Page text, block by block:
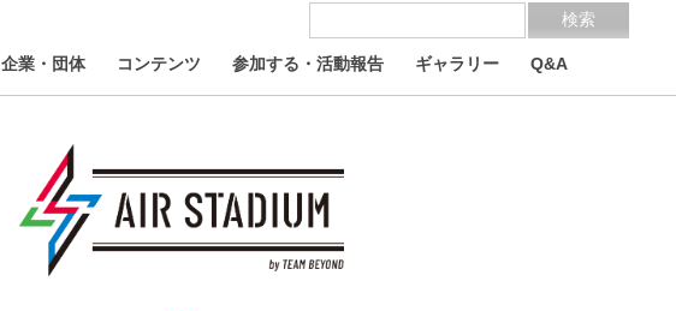
企業・団体 コンテンツ 参加する・活動報告 ギャラリー Q&A